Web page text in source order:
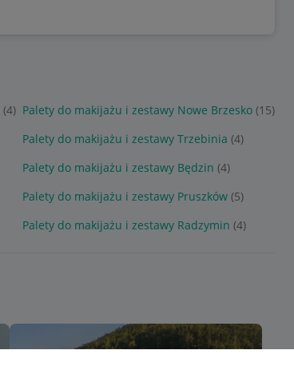
(4) Palety do makijażu i zestawy Nowe Brzesko (15)
Palety do makijażu i zestawy Trzebinia (4)
Palety do makijażu i zestawy Będzin (4)
Palety do makijażu i zestawy Pruszków (5)
Palety do makijażu i zestawy Radzymin (4)